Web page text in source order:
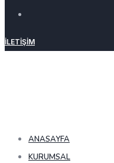
İLETIŞIM
ANASAYFA
KURUMSAL